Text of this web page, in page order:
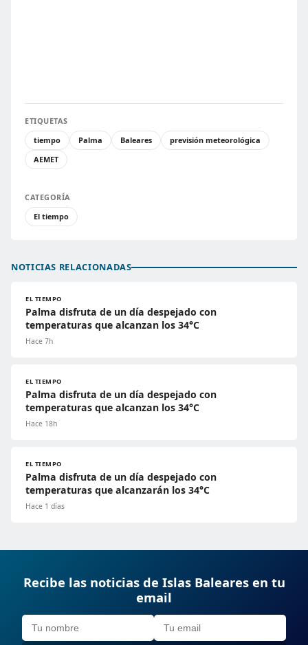
ETIQUETAS
tiempo
Palma Baleares
previsión meteorológica
AEMET
CATEGORÍA
El tiempo
NOTICIAS RELACIONADAS
EL TIEMPO
Palma disfruta de un día despejado con
temperaturas que alcanzan los 34°C
Hace 7h
EL TIEMPO
Palma disfruta de un día despejado con
temperaturas que alcanzan los 34°C
Hace 18h
EL TIEMPO
Palma disfruta de un día despejado con
temperaturas que alcanzarán los 34°C
Hace 1 días
Recibe las noticias de Islas Baleares en tu
email